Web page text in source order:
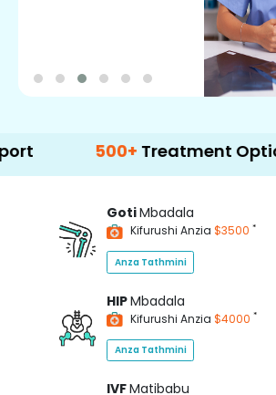
500+ Treatment Options
GotiMbadala
Kifurushi Anzia $3500 *
Anza Tathmini
HIPMbadala
Kifurushi Anzia $4000 *
Anza Tathmini
IVFMatibabu